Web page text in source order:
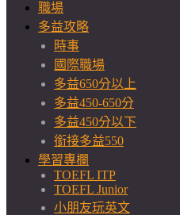
職場
多益攻略
時事
國際職場
多益650分以上
多益450-650分
多益450分以下
銜接多益550
學習專欄
TOEFL ITP
TOEFL Junior
小朋友玩英文